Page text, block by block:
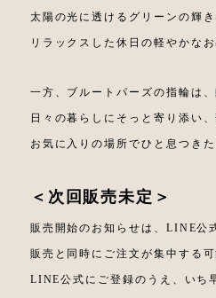
太陽の光に透けるグリーンの輝
リラックスした休日の軽やかな
一方、ブルートパーズの指輪は
日々の暮らしにそっと寄り添い
お気に入りの場所でひと息つき
＜次回販売未定 ＞
販売開始のお知らせは、LINE公
販売と同時にご注文が集中する
LINE公式にご登録のうえ、いち